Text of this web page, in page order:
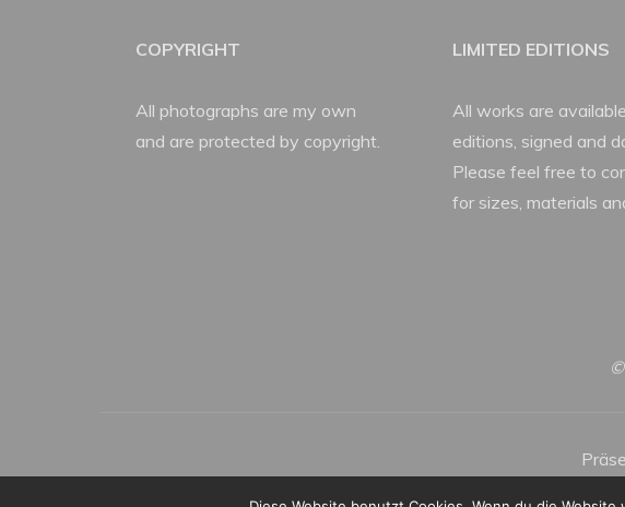
COPYRIGHT
All photographs are my own
and are protected by copyright.
LIMITED EDITIONS
All works are
editions, signed and
Please feel free to
for sizes, materials